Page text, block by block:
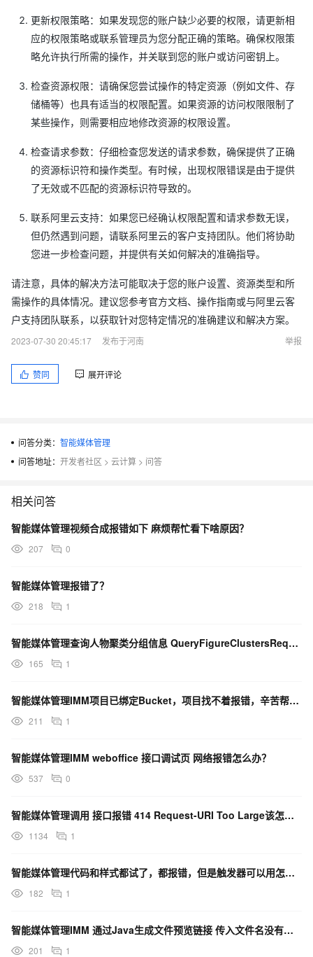
更新权限策略：如果发现您的账户缺少必要的权限，请更新相
应的权限策略或联系管理员为您分配正确的策略。确保权限策
略允许执行所需的操作，并关联到您的账户或访问密钥上。
检查资源权限：请确保您尝试操作的特定资源（例如文件、存
储桶等）也具有适当的权限配置。如果资源的访问权限限制了
某些操作，则需要相应地修改资源的权限设置。
检查请求参数：仔细检查您发送的请求参数，确保提供了正确
的资源标识符和操作类型。有时候，出现权限错误是由于提供
了无效或不匹配的资源标识符导致的。
联系阿里云支持：如果您已经确认权限配置和请求参数无误，
但仍然遇到问题，请联系阿里云的客户支持团队。他们将协助
您进一步检查问题，并提供有关如何解决的准确指导。
请注意，具体的解决方法可能取决于您的账户设置、资源类型和所
需操作的具体情况。建议您参考官方文档、操作指南或与阿里云客
户支持团队联系，以获取针对您特定情况的准确建议和解决方案。
2023-07-30 20:45:17
发布于河南 举报
赞同 展开评论
问答分类： 智能媒体管理
问答地址： 开发者社区 > 云计算 > 问答
相关问答
智能媒体管理视频合成报错如下 麻烦帮忙看下啥原因？
207 0
智能媒体管理报错了？
218 1
智能媒体管理查询人物聚类分组信息 QueryFigureClustersRequest 报错了？
165 1
智能媒体管理IMM项目已绑定Bucket，项目找不着报错，辛苦帮忙给下？
211 1
智能媒体管理IMM weboffice 接口调试页 网络报错怎么办？
537 0
智能媒体管理调用 接口报错 414 Request-URI Too Large该怎么解决？
1134 1
智能媒体管理代码和样式都试了，都报错，但是触发器可以用怎么办？
182 1
智能媒体管理IMM 通过Java生成文件预览链接 传入文件名没有后缀，报错怎么办？
201 1